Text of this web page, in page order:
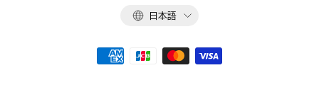
言
日本語